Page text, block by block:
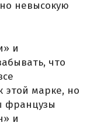
невысокую
и
что
этой марке, но
французы
и